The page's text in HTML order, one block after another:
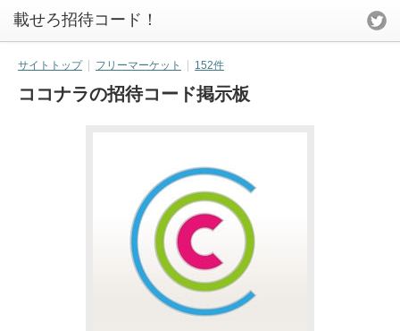
載せろ招待コード！
サイトトップ フリーマーケット 152件
ココナラの招待コード掲示板